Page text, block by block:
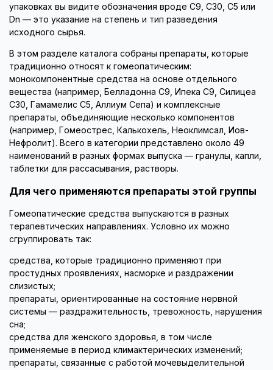
упаковках вы видите обозначения вроде C9, C30, C5 или
Dn — это указание на степень и тип разведения
исходного сырья.
В этом разделе каталога собраны препараты, которые
традиционно относят к гомеопатическим:
монокомпонентные средства на основе отдельного
вещества (например, Белладонна С9, Ипека С9, Силицеа
C30, Гамамелис С5, Аллиум Сепа) и комплексные
препараты, объединяющие несколько компонентов
(например, Гомеострес, Калькохель, Неоклимсал, Иов-
Нефролит). Всего в категории представлено около 49
наименований в разных формах выпуска — гранулы, капли,
таблетки для рассасывания, растворы.
Для чего применяются препараты этой группы
Гомеопатические средства выпускаются в разных
терапевтических направлениях. Условно их можно
сгруппировать так:
средства, которые традиционно применяют при
простудных проявлениях, насморке и раздражении
слизистых;
препараты, ориентированные на состояние нервной
системы — раздражительность, тревожность, нарушения
сна;
средства для женского здоровья, в том числе
применяемые в период климактерических изменений;
препараты, связанные с работой мочевыделительной